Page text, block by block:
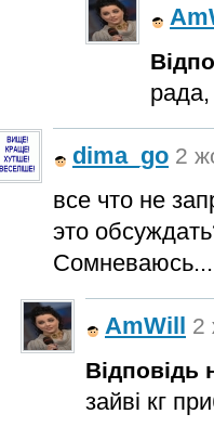
dima_go 2
все что не
это
Сомневаюсь...
AmWill 2
Відповідь
зайві кг